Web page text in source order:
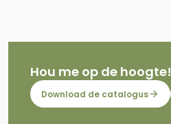
Hou me op de hoogte!
Download de catalogus